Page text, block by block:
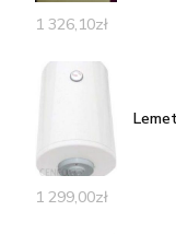
1 326,10zł
1 299,00zł